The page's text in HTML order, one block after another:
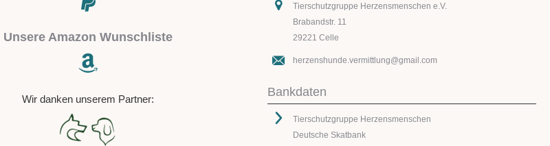
Unsere Amazon Wunschliste
Wir danken unserem Partner:
Tierschutzgruppe Herzensmenschen e.V.
Brabandstr. 11
29221 Celle
herzenshunde.vermittlung@gmail.com
Bankdaten
Tierschutzgruppe Herzensmenschen
Deutsche Skatbank